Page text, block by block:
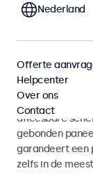
Outdoor
voor zowel
afleesbare
gebonden
garandeert een
zelfs in de
Nederland
Offerte
Helpcenter
Over ons
Contact